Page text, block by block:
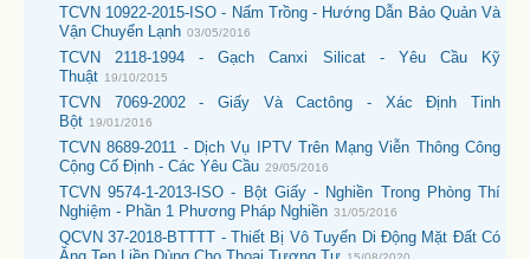
TCVN 10922-2015-ISO - Nấm Trồng - Hướng Dẫn Bảo Quản Và
Vận Chuyển Lạnh 03/05/2016
TCVN 2118-1994 - Gạch Canxi Silicat - Yêu Cầu Kỹ
Thuật 19/10/2015
TCVN 7069-2002 - Giấy Và Cactông - Xác Định Tinh
Bột 19/01/2016
TCVN 8689-2011 - Dịch Vụ IPTV Trên Mạng Viễn Thông Công
Cộng Cố Định - Các Yêu Cầu 29/05/2016
TCVN 9574-1-2013-ISO - Bột Giấy - Nghiền Trong Phòng Thí
Nghiệm - Phần 1 Phương Pháp Nghiền 31/05/2016
QCVN 37-2018-BTTTT - Thiết Bị Vô Tuyến Di Động Mặt Đất Có